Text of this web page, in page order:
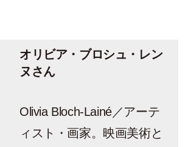
オリビア・ブロシュ・レン
ヌさん
Olivia Bloch-Lainé／アーテ
ィスト・画家。映画美術と